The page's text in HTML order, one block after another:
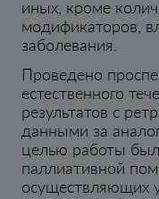
иных, кроме
модификаторов,
заболевания.
Проведено
естественного
результатов с
данными за
целью работы
паллиативной
осуществляющих